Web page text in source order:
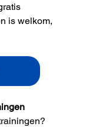
is welkom,